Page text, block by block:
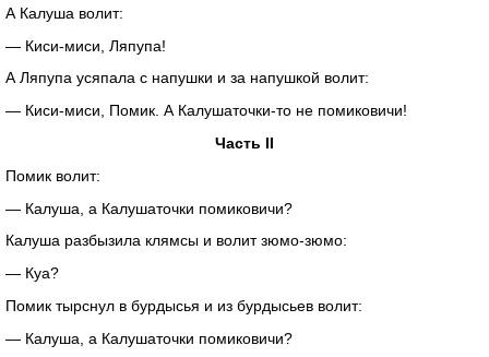
А Калуша волит:
— Киси-миси , Ляпупа!
А Ляпупа усяпала с напушки и за напушкой волит:
— Киси-миси, Помик. А Калушаточки-то не помиковичи!
Часть II
Помик волит:
— Калуша, а Калушаточки помиковичи?
Калуша разбызила клямсы и волитзюмо-зюмо:
— Куа?
Помик тырснул в бурдысья и из бурдысьев волит:
— Калуша, а Калушаточки помиковичи?